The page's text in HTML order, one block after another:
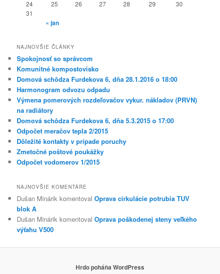
24
25 26 27 28 29
30
31
« jan
NAJNOVŠIE ČLÁNKY
Spokojnosť so správcom
Komunitné kompostovisko
Domová schôdza Furdekova 6, dňa 28.1.2016 o 18:00
Harmonogram odvozu odpadu
Výmena pomerových rozdeľovačov vykur. nákladov (PRVN)
na radiátory
Domová schôdza Furdekova 6, dňa 5.3.2015 o 17:00
Odpočet meračov tepla 2/2015
Dôležité kontakty v prípade poruchy
Zmetočné poštové poukážky
Odpočet vodomerov 1/2015
NAJNOVŠIE KOMENTÁRE
Dušan Minárik komentovalOprava cirkulácie potrubia TUV
blok A
Dušan Minárik komentovalOprava poškodenej steny veľkého
výťahu V500
Hrdo poháňa WordPress